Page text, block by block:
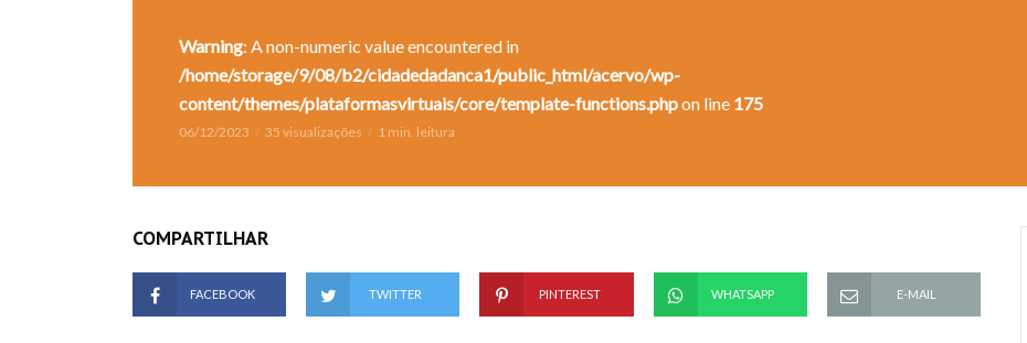
Warning: A non-numeric value encountered in
/home/storage/9/08/b2/cidadedadanca1/public_html/acervo/wp-
content/themes/plataformasvirtuais/core/template-functions.phpon line 175
06/12/2023 35 visualizações 1 min. leitura
COMPARTILHAR
FACEBOOK TWITTER PINTEREST WHATSAPP E-MAIL